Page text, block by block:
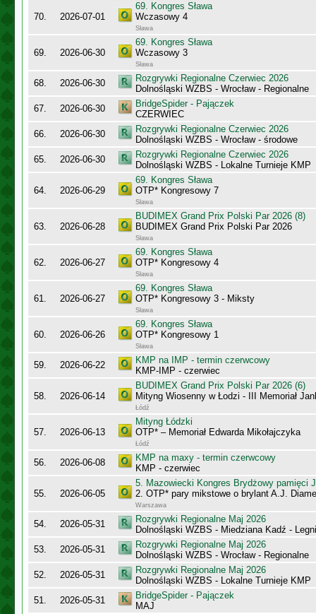
70. 2026-07-01
69. Kongres Sława
Wczasowy 4
Sława
69. 2026-06-30
69. Kongres Sława
Wczasowy 3
Sława
68. 2026-06-30
Rozgrywki Regionalne Czerwiec 2026
Dolnośląski WZBS - Wrocław - Regionalne
67.
2026-06-30
BridgeSpider - Pajączek
CZERWIEC
66.
2026-06-30
Rozgrywki Regionalne Czerwiec 2026
Dolnośląski WZBS - Wrocław - środowe
65.
2026-06-30
Rozgrywki Regionalne Czerwiec 2026
Dolnośląski WZBS - Lokalne Turnieje KMP
64. 2026-06-29
69. Kongres Sława
OTP* Kongresowy 7
Sława
63. 2026-06-28
BUDIMEX Grand Prix Polski Par 2026 (8)
BUDIMEX Grand Prix Polski Par 2026
Sława
62. 2026-06-27
69. Kongres Sława
OTP* Kongresowy 4
Sława
61. 2026-06-27
69. Kongres Sława
OTP* Kongresowy 3 - Miksty
Sława
60. 2026-06-26
69. Kongres Sława
OTP* Kongresowy 1
Sława
59. 2026-06-22
KMP na IMP - termin czerwcowy
KMP-IMP - czerwiec
58. 2026-06-14
BUDIMEX Grand Prix Polski Par 2026 (6)
Mityng Wiosenny w Łodzi - III Memoriał
Łódź
57. 2026-06-13
Mityng Łódzki
OTP* – Memoriał Edwarda Mikołajczyka
Łódź
56. 2026-06-08
KMP na maxy - termin czerwcowy
KMP - czerwiec
55. 2026-06-05
5. Mazowiecki Kongres Brydżowy pamięci
2. OTP* pary mikstowe o brylant A.J.
Warszawa
54. 2026-05-31
Rozgrywki Regionalne Maj 2026
Dolnośląski WZBS - Miedziana Kadź -
53.
2026-05-31
Rozgrywki Regionalne Maj 2026
Dolnośląski WZBS - Wrocław - Regionalne
52.
2026-05-31
Rozgrywki Regionalne Maj 2026
Dolnośląski WZBS - Lokalne Turnieje KMP
51.
2026-05-31
BridgeSpider - Pajączek
MAJ